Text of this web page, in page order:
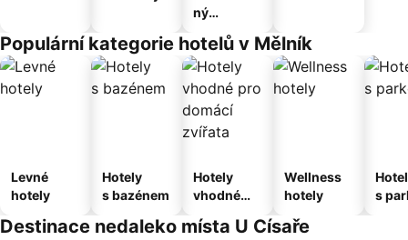
ný
Populární kategorie hotelů v Mělník
Levné
hotely
Hotely
s bazénem
Hotely
vhodné
domácí
Wellness
hotely
s
Destinace nedaleko místa U Císaře